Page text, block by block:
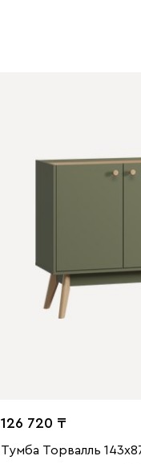
126 720
Тумба Торвалль